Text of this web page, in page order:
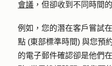
會議 ，但卻收到不同時間
例如，您的潛在客戶嘗試
點 (東部標準時間) 與您預
的電子郵件確認卻是他們